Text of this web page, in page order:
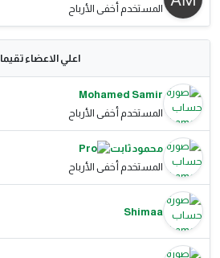
المستخدم أخفى الأرباح
اعلي الاعضاء تقيما
Mohamed Samir
المستخدم أخفى الأرباح
محمود ثابت
المستخدم أخفى الأرباح
Shimaa